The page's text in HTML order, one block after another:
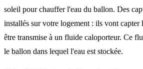
soleil pour chauffer l'eau du ballon. Des
installés sur votre logement : ils vont capter
être transmise à un fluide caloporteur. Ce
le ballon dans lequel l'eau est stockée.